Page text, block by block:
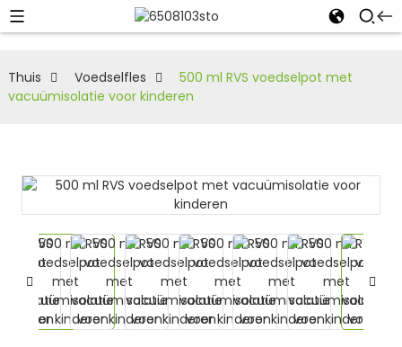
Thuis Voedselfles
500 ml RVS voedselpot met
vacuümisolatie voor kinderen